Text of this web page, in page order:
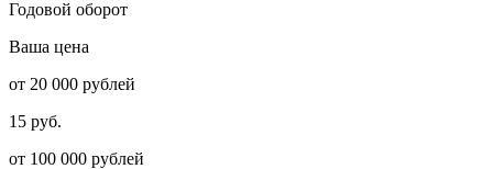
Годовой оборот
Ваша цена
от 20 000 рублей
15 руб.
от 100 000 рублей